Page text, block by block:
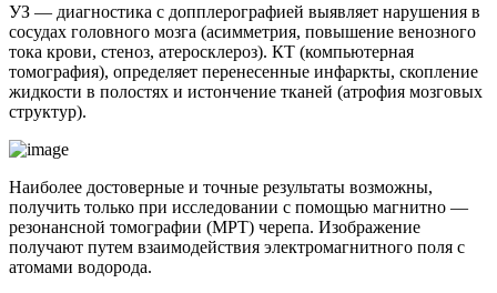
УЗ — диагностика с допплерографией выявляет нарушения в
сосудах головного мозга (асимметрия, повышение венозного
тока крови, стеноз, атеросклероз). КТ (компьютерная
томография), определяет перенесенные инфаркты, скопление
жидкости в полостях и истончение тканей (атрофия мозговых
структур).
Наиболее достоверные и точные результаты возможны,
получить только при исследовании с помощью магнитно —
резонансной томографии (МРТ) черепа. Изображение
получают путем взаимодействия электромагнитного поля с
атомами водорода.